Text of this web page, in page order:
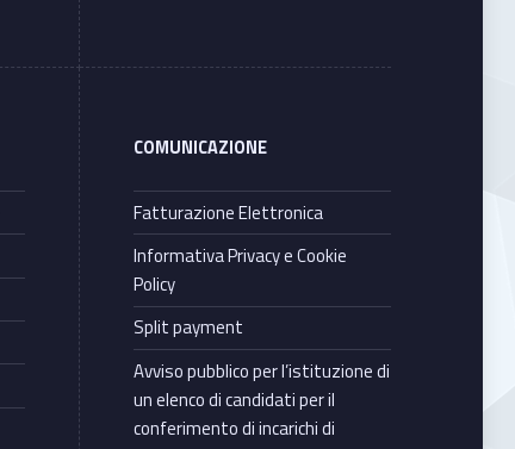
COMUNICAZIONE
Fatturazione Elettronica
Informativa Privacy e Cookie
Policy
Split payment
Avviso pubblico per l’istituzione di
un elenco di candidati per il
conferimento di incarichi di